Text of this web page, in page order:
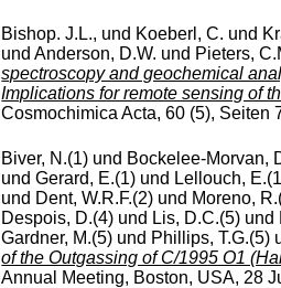
Bishop. J.L., und Koeberl, C. und
undAnderson, D.W. und Pieters,
spectroscopy and geochemical
Implications for remote sensing of
Cosmochimica Acta, 60 (5), Seiten
Biver, N.(1) und Bockelee-Morvan,
undGerard, E.(1) und Lellouch,
und Dent, W.R.F.(2) und Moreno,
Despois, D.(4) und Lis, D.C.(5) und
Gardner, M.(5) und Phillips, T.G.(5)
of the Outgassing of C/1995 O1
Annual Meeting, Boston, USA, 28